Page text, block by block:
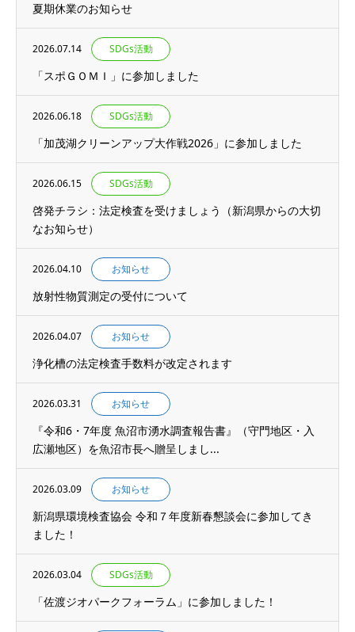
夏期休業のお知らせ
2026.07.14 SDGs活動
「スポＧＯＭＩ」に参加しました
2026.06.18 SDGs活動
「加茂湖クリーンアップ大作戦2026」に参加しました
2026.06.15 SDGs活動
啓発チラシ：法定検査を受けましょう（新潟県からの大切
なお知らせ）
2026.04.10 お知らせ
放射性物質測定の受付について
2026.04.07 お知らせ
浄化槽の法定検査手数料が改定されます
2026.03.31 お知らせ
『令和6・7年度 魚沼市湧水調査報告書』（守門地区・入
広瀬地区）を魚沼市長へ贈呈しまし...
2026.03.09 お知らせ
新潟県環境検査協会 令和７年度新春懇談会に参加してき
ました！
2026.03.04 SDGs活動
「佐渡ジオパークフォーラム」に参加しました！